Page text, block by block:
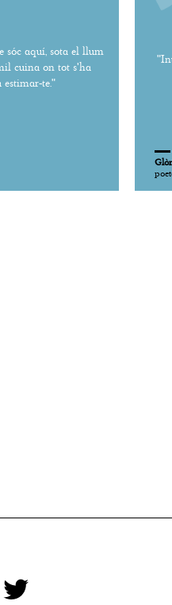
sóc aquí, sota el llum
cuina on tot s'ha
te."